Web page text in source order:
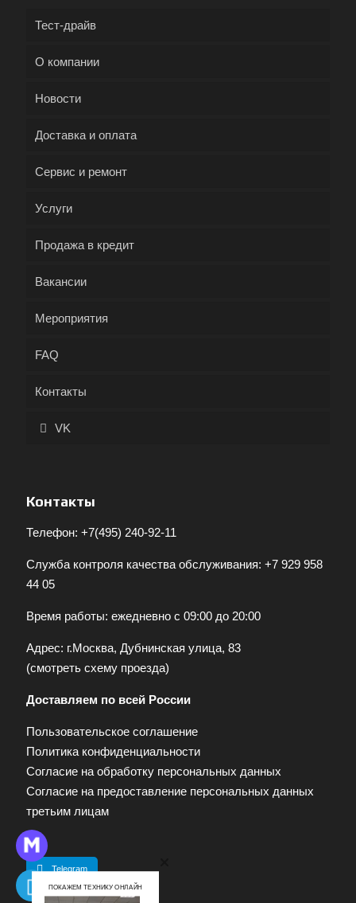
Тест-драйв
О компании
Новости
Доставка и оплата
Сервис и ремонт
Услуги
Продажа в кредит
Вакансии
Мероприятия
FAQ
Контакты
VK
Контакты
Телефон: +7(495) 240-92-11
Служба контроля качества обслуживания: +7 929 958
44 05
Время работы: ежедневно с 09:00 до 20:00
Адрес: г.Москва, Дубнинская улица, 83
(смотреть схему проезда)
Доставляем по всей России
Пользовательское соглашение
Политика конфиденциальности
Согласие на обработку персональных данных
Согласие на предоставление персональных данных
третьим лицам
Telegram
ПОКАЖЕМ ТЕХНИКУ ОНЛАЙН